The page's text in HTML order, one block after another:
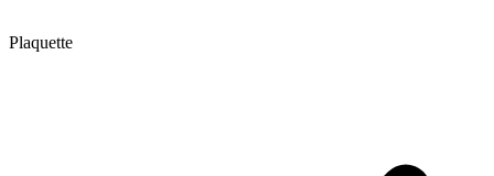
Plaquette